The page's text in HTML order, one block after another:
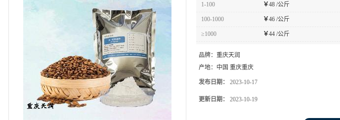
1-100 ￥48 /公斤
100-1000 ￥46 /公斤
≥1000 ￥44 /公斤
品牌： 重庆天润
产地： 中国 重庆重庆
发布日期： 2023-10-17
更新日期： 2023-10-19